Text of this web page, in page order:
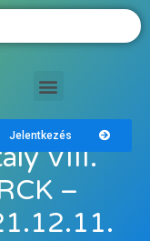
Jelentkezés
VIII.
–